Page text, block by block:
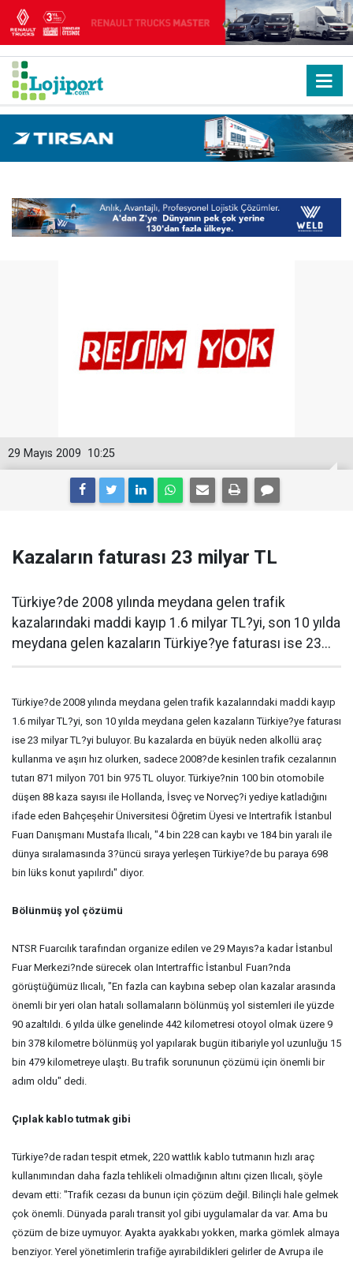
10:25
29 Mayıs 2009
Kazaların faturası 23 milyar TL
Türkiye?de 2008 yılında meydana gelen trafik
kazalarındaki maddi kayıp 1.6 milyar TL?yi, son 10 yılda
meydana gelen kazaların Türkiye?ye faturası ise 23...
Türkiye?de 2008 yılında meydana gelen trafik kazalarındaki maddi kayıp
1.6 milyar TL?yi, son 10 yılda meydana gelen kazaların Türkiye?ye faturası
ise 23 milyar TL?yi buluyor. Bu kazalarda en büyük neden alkollü araç
kullanma ve aşırı hız olurken, sadece 2008?de kesinlen trafik cezalarının
tutarı 871 milyon 701 bin 975 TL oluyor. Türkiye?nin 100 bin otomobile
düşen 88 kaza sayısı ile Hollanda, İsveç ve Norveç?i yediye katladığını
ifade eden Bahçeşehir Üniversitesi Öğretim Üyesi ve Intertrafik İstanbul
Fuarı Danışmanı Mustafa Ilıcalı, "4 bin 228 can kaybı ve 184 bin yaralı ile
dünya sıralamasında 3?üncü sıraya yerleşen Türkiye?de bu paraya 698
bin lüks konut yapılırdı" diyor.
Bölünmüş yol çözümü
NTSR Fuarcılık tarafından organize edilen ve 29 Mayıs?a kadar İstanbul
Fuar Merkezi?nde sürecek olan Intertraffic İstanbul Fuarı?nda
görüştüğümüz Ilıcalı, "En fazla can kaybına sebep olan kazalar arasında
önemli bir yeri olan hatalı sollamaların bölünmüş yol sistemleri ile yüzde
90 azaltıldı. 6 yılda ülke genelinde 442 kilometresi otoyol olmak üzere 9
bin 378 kilometre bölünmüş yol yapılarak bugün itibariyle yol uzunluğu 15
bin 479 kilometreye ulaştı. Bu trafik sorununun çözümü için önemli bir
adım oldu" dedi.
Çıplak kablo tutmak gibi
Türkiye?de radarı tespit etmek, 220 wattlık kablo tutmanın hızlı araç
kullanımından daha fazla tehlikeli olmadığının altını çizen Ilıcalı, şöyle
devam etti: "Trafik cezası da bunun için çözüm değil. Bilinçli hale gelmek
çok önemli. Dünyada paralı transit yol gibi uygulamalar da var. Ama bu
çözüm de bize uymuyor. Ayakta ayakkabı yokken, marka gömlek almaya
benziyor. Yerel yönetimlerin trafiğe ayırabildikleri gelirler de Avrupa ile